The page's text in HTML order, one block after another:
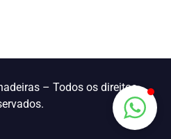
– Todos os direitos